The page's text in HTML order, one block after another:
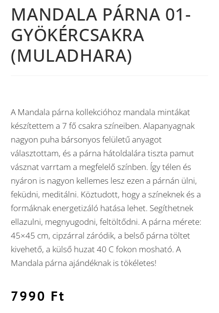
MANDALA PÁRNA 01-
GYÖKÉRCSAKRA
(MULADHARA)
A Mandala párna kollekcióhoz mandala mintákat
készítettem a 7 fő csakra színeiben. Alapanyagnak
nagyon puha bársonyos felületű anyagot
választottam, és a párna hátoldalára tiszta pamut
vásznat varrtam a megfelelő színben. Így télen és
nyáron is nagyon kellemes lesz ezen a párnán ülni,
feküdni, meditálni. Köztudott, hogy a színeknek és a
formáknak energetizáló hatása lehet. Segíthetnek
ellazulni, megnyugodni, feltöltődni. A párna mérete:
45×45 cm, cipzárral záródik, a belső párna töltet
kivehető, a külső huzat 40 C fokon mosható. A
Mandala párna ajándéknak is tökéletes!
7990 Ft